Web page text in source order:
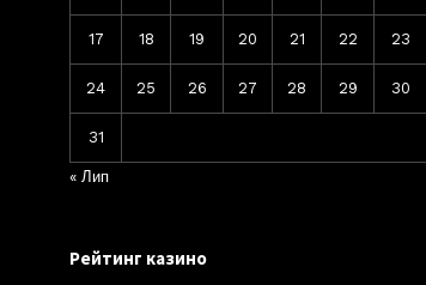
17 18 19 20 21 22 23
24 25 26 27 28 29 30
31
« Лип
Рейтинг казино